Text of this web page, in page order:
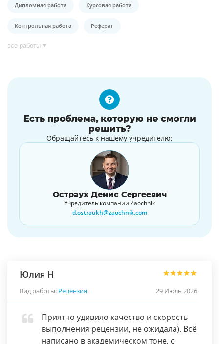
Дипломная работа Курсовая работа
Контрольная работа Реферат
все работы
Есть проблема, которую не смогли
решить?
Обращайтесь к нашему учредителю:
Остраух Денис Сергеевич
Учредитель компании Zaochnik
d.ostraukh@zaochnik.com
Юлия Н
Вид работы: Рецензия 29 Июль 2026
Приятно удивило качество и скорость
выполнения рецензии, не ожидала). Всё
написано в академическом тоне, с